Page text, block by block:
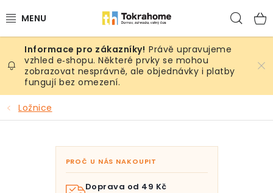
na
Výrobky
Místnosti
Venkovní prostory
Sezóna & Volný čas
Právě upravujeme
vzhled e‑shopu. Některé prvky se mohou
zobrazovat nesprávně, ale objednávky i platby
fungují bez omezení.
Ložnice
PROČ U NÁS NAKOUPIT
Doprava od 49 Kč